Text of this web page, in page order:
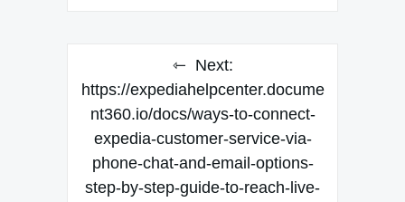
Next:
https://expediahelpcenter.docume
nt360.io/docs/ways-to-connect-
expedia-customer-service-via-
phone-chat-and-email-options-
step-by-step-guide-to-reach-live-